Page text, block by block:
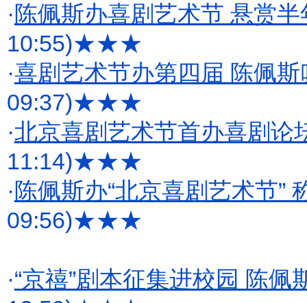
·陈佩斯办喜剧艺术节 悬赏
10:55)★★★
·喜剧艺术节办第四届 陈佩
09:37)★★★
·北京喜剧艺术节首办喜剧论
11:14)★★★
·陈佩斯办“北京喜剧艺术节”
09:56)★★★
·“京禧”剧本征集进校园 陈佩